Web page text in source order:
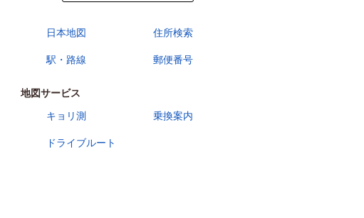
日本地図 住所検索
駅・路線 郵便番号
地図サービス
キョリ測
乗換案内
ドライブルート